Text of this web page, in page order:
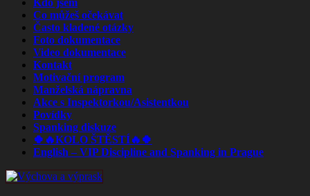
Kdo jsem
Co můžeš očekávat
Často kladené otázky
Foto dokumentace
Video dokumentace
Kontakt
Motivační program
Manželská nápravna
Akce s Inspektorkou/Asistentkou
Povídky
Spanking diskuze
🍀🔥KOLO ŠTĚSTÍ🔥🍀
English – VIP Discipline and Spanking in Prague